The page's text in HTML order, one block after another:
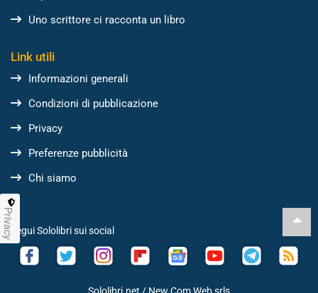
Uno scrittore ci racconta un libro
Link utili
Informazioni generali
Condizioni di pubblicazione
Privacy
Preferenze pubblicità
Chi siamo
Segui Sololibri sui social
Sololibri.net / New Com Web srls
Privacy